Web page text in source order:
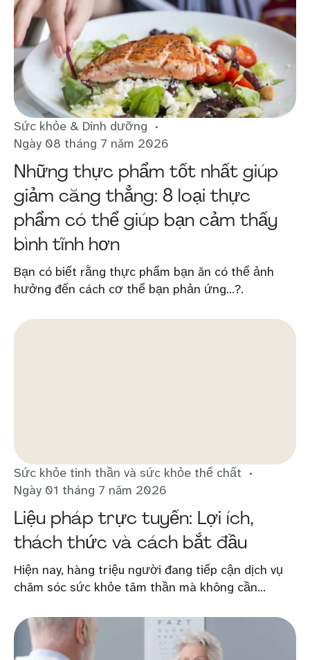
Sức khỏe & Dinh dưỡng
Ngày 08 tháng 7 năm 2026
Những thực phẩm tốt nhất giúp
giảm căng thẳng: 8 loại thực
phẩm có thể giúp bạn cảm thấy
bình tĩnh hơn
Bạn có biết rằng thực phẩm bạn ăn có thể ảnh
hưởng đến cách cơ thể bạn phản ứng...?.
Sức khỏe tinh thần và sức khỏe thể chất
Ngày 01 tháng 7 năm 2026
Liệu pháp trực tuyến: Lợi ích,
thách thức và cách bắt đầu
Hiện nay, hàng triệu người đang tiếp cận dịch vụ
chăm sóc sức khỏe tâm thần mà không cần...